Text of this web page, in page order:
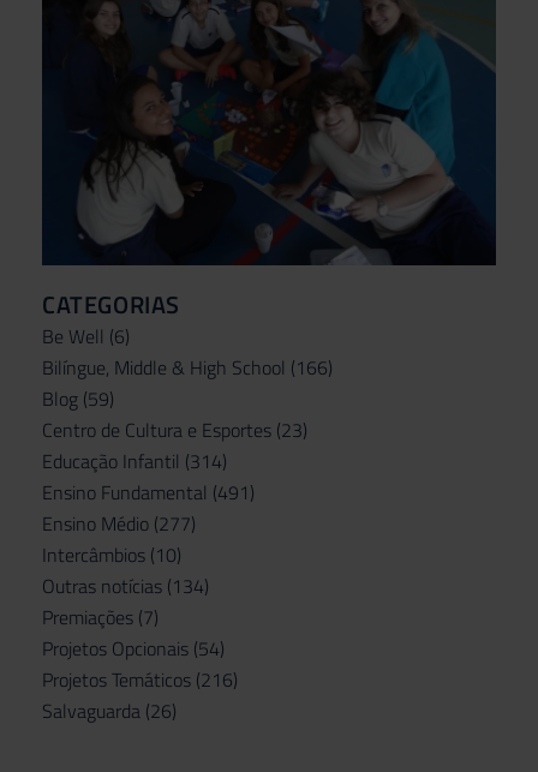
CATEGORIAS
Be Well (6)
Bilíngue, Middle & High School (166)
Blog (59)
Centro de Cultura e Esportes (23)
Educação Infantil (314)
Ensino Fundamental (491)
Ensino Médio (277)
Intercâmbios (10)
Outras notícias (134)
Premiações (7)
Projetos Opcionais (54)
Projetos Temáticos (216)
Salvaguarda (26)